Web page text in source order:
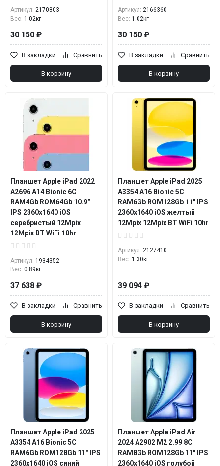
Артикул: 2170803
Вес: 1.02кг
30 150 ₽
В закладки Сравнить
В корзину
Артикул: 2166360
Вес: 1.02кг
30 150 ₽
В закладки Сравнить
В корзину
Планшет Apple iPad 2022
A2696 A14 Bionic 6С
RAM4Gb ROM64Gb 10.9"
IPS 2360x1640 iOS
серебристый 12Mpix
12Mpix BT WiFi 10hr
Артикул: 1934352
Вес: 0.89кг
37 638 ₽
В закладки Сравнить
В корзину
Планшет Apple iPad 2025
A3354 A16 Bionic 5C
RAM6Gb ROM128Gb 11" IPS
2360x1640 iOS желтый
12Mpix 12Mpix BT WiFi 10hr
Артикул: 2127410
Вес: 1.30кг
39 094 ₽
В закладки Сравнить
В корзину
Планшет Apple iPad 2025
A3354 A16 Bionic 5C
RAM6Gb ROM128Gb 11" IPS
2360x1640 iOS синий
Планшет Apple iPad Air
2024 A2902 M2 2.99 8C
RAM8Gb ROM128Gb 11" IPS
2360x1640 iOS голубой